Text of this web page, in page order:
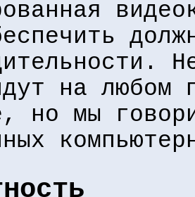
на любом
но мы